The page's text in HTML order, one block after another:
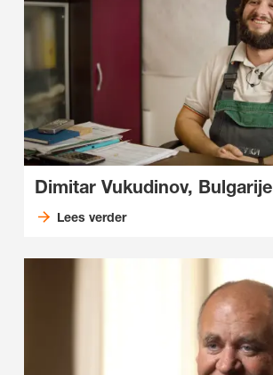
Dimitar Vukudinov, Bulgarije
Lees verder